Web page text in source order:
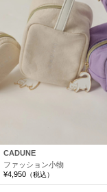
CADUNE
ファッション小物
¥4,950 （税込）